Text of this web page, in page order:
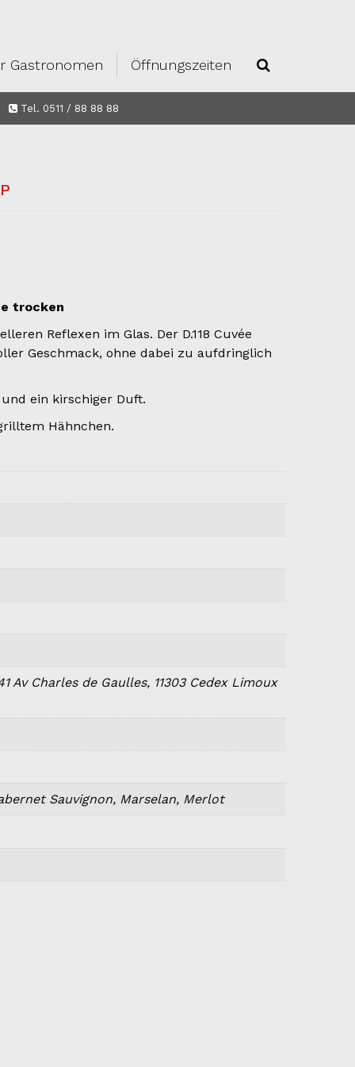
Gastronomen Öffnungszeiten
Tel. 0511 / 88 88 88
trocken
Reflexen im Glas. Der D.118 Cuvée
Geschmack, ohne dabei zu aufdringlich
ein kirschiger Duft.
Hähnchen.
Av Charles de Gaulles, 11303 Cedex Limoux
Sauvignon, Marselan, Merlot